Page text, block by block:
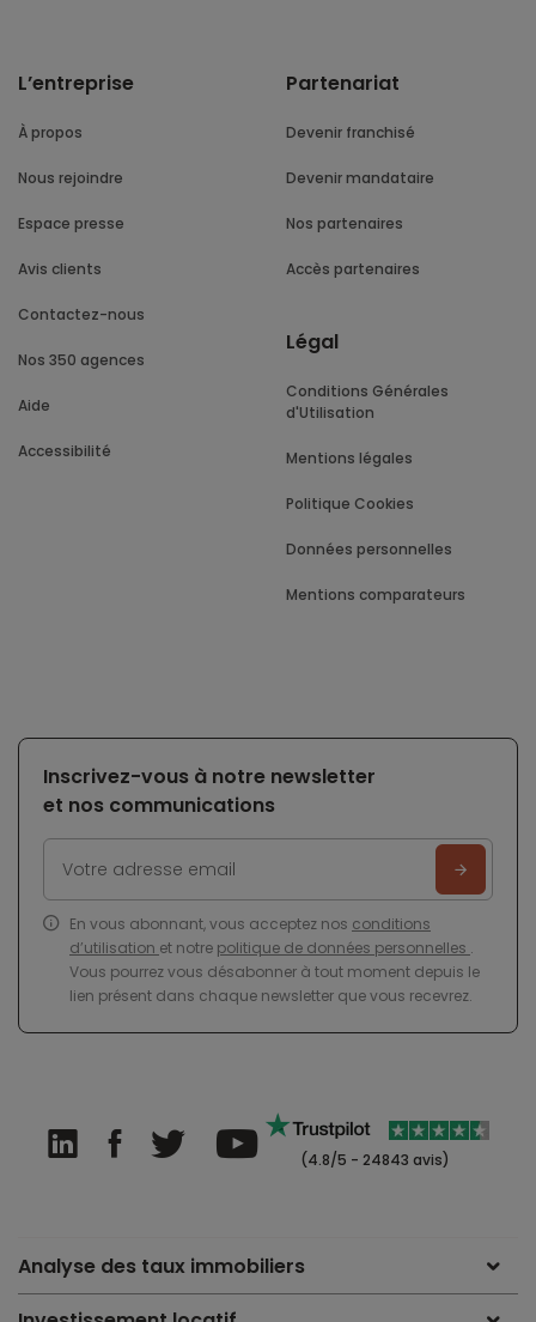
L’entreprise
À propos
Nous rejoindre
Espace presse
Avis clients
Contactez-nous
Nos 350 agences
Aide
Accessibilité
Partenariat
Devenir franchisé
Devenir mandataire
Nos partenaires
Accès partenaires
Légal
Conditions Générales
d'Utilisation
Mentions légales
Politique Cookies
Données personnelles
Mentions comparateurs
Inscrivez-vous à notre newsletter
et nos communications
En vous abonnant, vous acceptez nos conditions
d’utilisation et notre politique de données personnelles .
Vous pourrez vous désabonner à tout moment depuis le
lien présent dans chaque newsletter que vous recevrez.
(4.8/5 - 24843 avis)
Analyse des taux immobiliers